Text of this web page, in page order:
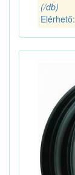
(/db)
Elérhető: